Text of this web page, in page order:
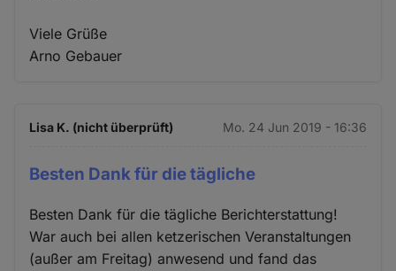
Viele Grüße
Arno Gebauer
Lisa K. (nicht überprüft) Mo. 24 Jun 2019 - 16:36
Besten Dank für die tägliche
Besten Dank für die tägliche Berichterstattung!
War auch bei allen ketzerischen Veranstaltungen
(außer am Freitag) anwesend und fand das